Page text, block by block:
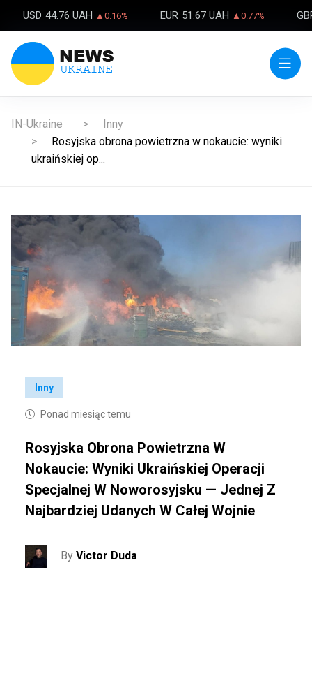
USD 44.76 UAH ▲0.16% EUR 51.67 UAH ▲0.77%
IN-Ukraine
Inny
Rosyjska obrona powietrzna w nokaucie: wyniki
ukraińskiej op...
Inny
Ponad miesiąc temu
Rosyjska Obrona Powietrzna W
Nokaucie: Wyniki Ukraińskiej Operacji
Specjalnej W Noworosyjsku — Jednej Z
Najbardziej Udanych W Całej Wojnie
ByVictor Duda